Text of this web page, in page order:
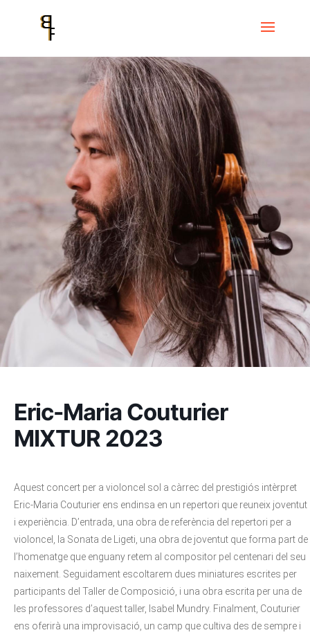
Events Eric-Maria Couturier MIXTUR 2023
Eric-Maria Couturier
MIXTUR 2023
Aquest concert per a violoncel sol a càrrec del prestigiós intèrpret
Eric-Maria Couturier ens endinsa en un repertori que reuneix joventut
i experiència. D’entrada, una obra de referència del repertori per a
violoncel, la Sonata de Ligeti, una obra de joventut que forma part de
l’homenatge que enguany retem al compositor pel centenari del seu
naixement. Seguidament escoltarem dues miniatures escrites per
participants del Taller de Composició, i una obra escrita per una de
les professores d’aquest taller, Isabel Mundry. Finalment, Couturier
ens oferirà una improvisació, un camp que cultiva des de sempre i